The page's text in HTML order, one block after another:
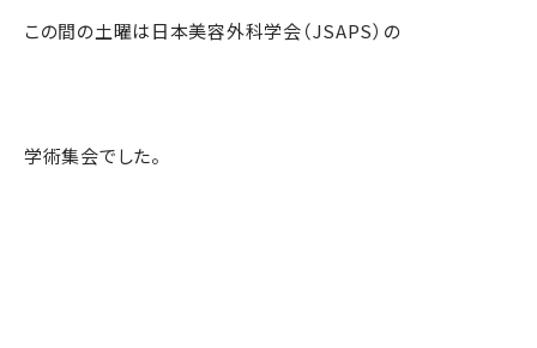
この間の土曜は日本美容外科学会（JSAPS）の
学術集会でした。